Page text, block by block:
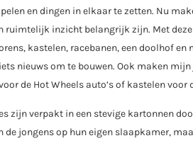
en dingen in elkaar te zetten. Nu
ruimtelijk inzicht belangrijk zijn. Met
kastelen, racebanen, een doolhof
nieuws om te bouwen. Ook maken
de Hot Wheels auto’s of kastelen voor
zijn verpakt in een stevige kartonnen
de jongens op hun eigen slaapkamer,